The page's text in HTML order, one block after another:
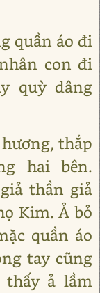
quần áo đi
con đi
quỳ dâng
thắp
hai bên.
thần giả
Kim. Ả bỏ
quần áo
tay cũng
thấy ả lầm